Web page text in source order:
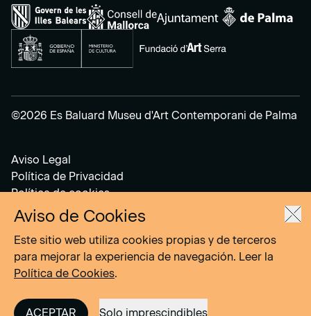
©2026 Es Baluard Museu d'Art Contemporani de Palma
Aviso Legal
Política de Privacidad
Política de cookies
Site byDOMO–A
Aviso de Cookies
Este sitio web utiliza cookies propias y de terceros
para mejorar la experiencia de navegación. Leer la
Política de Cookies.
ACEPTAR Solo imprescindibles